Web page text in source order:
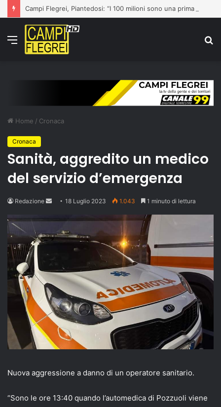
Menu
Home / Cronaca
Cronaca
Sanità, aggredito un medico
del servizio d’emergenza
Redazione
Send18 Luglio 2023 1.043 1 minuto di lettura
Nuova aggressione a danno di un operatore sanitario.
“Sono le ore 13:40 quando l’automedica di Pozzuoli viene